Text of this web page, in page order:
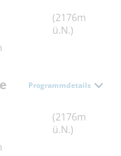
(2176m
ü.N.)
Programmdetails
(2176m
ü.N.)